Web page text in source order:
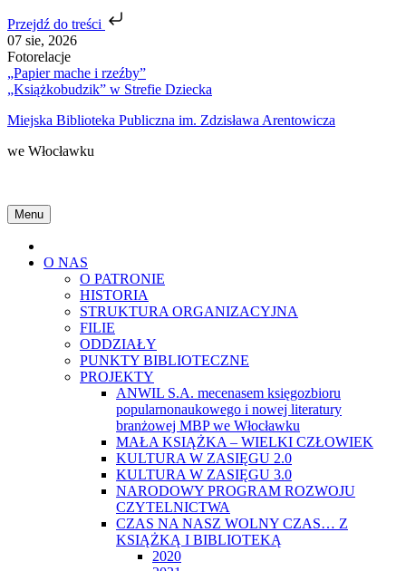
Przejdź do treści
Skip
to
content
07 sie, 2026
Fotorelacje
„Papier mache i rzeźby”
„Książkobudzik” w Strefie Dziecka
Miejska Biblioteka Publiczna im. Zdzisława Arentowicza
we Włocławku
Menu
O NAS
O PATRONIE
HISTORIA
STRUKTURA ORGANIZACYJNA
FILIE
ODDZIAŁY
PUNKTY BIBLIOTECZNE
PROJEKTY
ANWIL S.A. mecenasem księgozbioru
popularnonaukowego i nowej literatury
branżowej MBP we Włocławku
MAŁA KSIĄŻKA – WIELKI CZŁOWIEK
KULTURA W ZASIĘGU 2.0
KULTURA W ZASIĘGU 3.0
NARODOWY PROGRAM ROZWOJU
CZYTELNICTWA
CZAS NA NASZ WOLNY CZAS… Z
KSIĄŻKĄ I BIBLIOTEKĄ
2020